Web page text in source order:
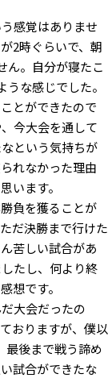
感覚はありませ
2時ぐらいで、朝
ん。自分が寝たこ
な感じでした。
とができたので
今大会を通して
という気持ちが
れなかった理由
います。
負を獲ることが
だ決勝まで行けた
苦しい試合があ
たし、何より終
想です。
大会だったの
おりますが、僕以
最後まで戦う諦め
試合ができたな